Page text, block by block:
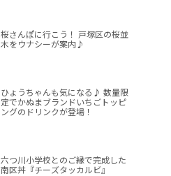
桜さんぽに行こう！ 戸塚区の桜並
木をウナシーが案内♪
ひょうちゃんも気になる♪ 数量限
定でかぬまブランドいちごトッピ
ングのドリンクが登場！
六つ川小学校とのご縁で完成した
南区丼『チーズタッカルビ』